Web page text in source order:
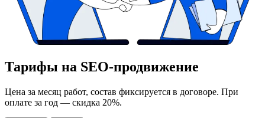
Тарифы на SEO-продвижение
Цена за месяц работ, состав фиксируется в договоре. При
оплате за год — скидка 20%.